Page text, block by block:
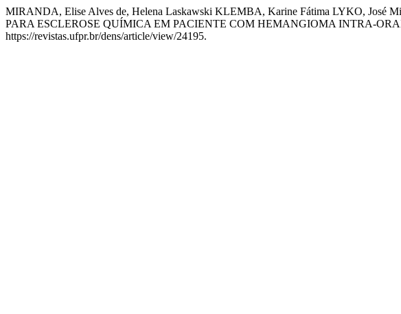
MIRANDA, Elise Alves de, Helena Laskawski KLEMBA, Karine Fátima LYKO,
PARA ESCLEROSE QUÍMICA EM PACIENTE COM HEMANGIOMA INTRA-
https://revistas.ufpr.br/dens/article/view/24195.